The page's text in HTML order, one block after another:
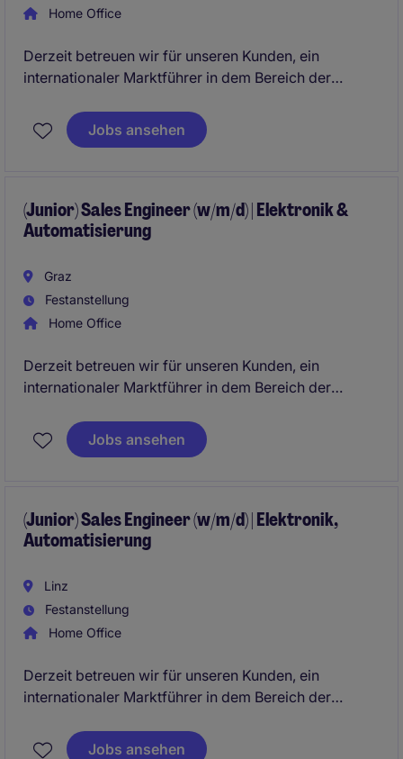
Home Office
Derzeit betreuen wir für unseren Kunden, ein
internationaler Marktführer in dem Bereich der
Positionen des
" (Junior) Sales Engineer (w/m/d)"
In dieser Position sind der Direktvertrieb und die
sein und mit einer Person mit Nähe zum Office in
Salzburg besetzt werden.
Jobs ansehen
(Junior) Sales Engineer (w/m/d) | Elektronik &
Automatisierung
Graz
Festanstellung
Home Office
Derzeit betreuen wir für unseren Kunden, ein
internationaler Marktführer in dem Bereich der
Positionen des
"(Junior) Sales Engineer (w/m/d)"
In dieser Position sind der Direktvertrieb und die
Jobs ansehen
(Junior) Sales Engineer (w/m/d) | Elektronik,
Automatisierung
Linz
Festanstellung
Home Office
Derzeit betreuen wir für unseren Kunden, ein
internationaler Marktführer in dem Bereich der
Positionen des
" (Junior) Sales Engineer (w/m/d)"
Jobs ansehen